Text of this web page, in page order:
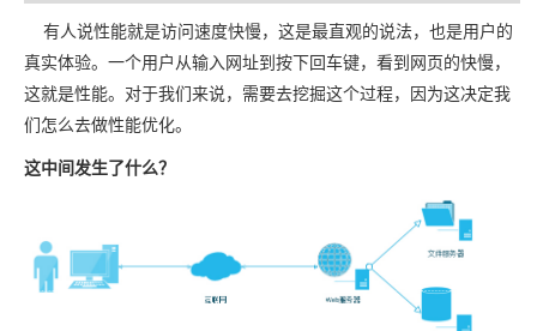
有人说性能就是访问速度快慢，这是最直观的说法，也是用户的
真实体验。一个用户从输入网址到按下回车键，看到网页的快慢，
这就是性能。对于我们来说，需要去挖掘这个过程，因为这决定我
们怎么去做性能优化。
这中间发生了什么？